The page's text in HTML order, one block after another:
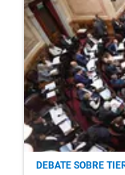
DEBATE SOBRE